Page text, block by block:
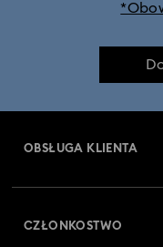
OBSŁUGA KLIENTA
CZŁONKOSTWO